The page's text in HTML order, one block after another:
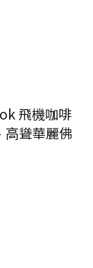
飛機咖啡
高聳華麗佛